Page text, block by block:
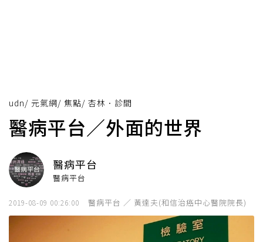
udn/ 元氣網/ 焦點/ 杏林．診間
醫病平台／外面的世界
醫病平台
醫病平台
2019-08-09 00:26:00 醫病平台 ／ 黃達夫(和信治癌中心醫院院長)